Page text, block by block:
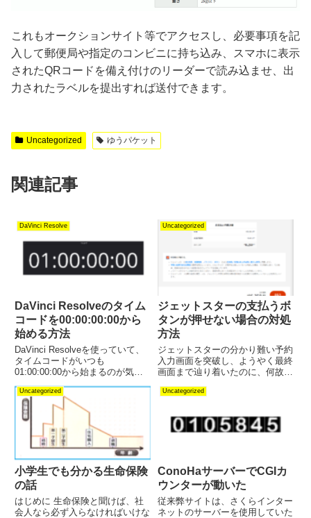
これもオークションサイト等でアクセスし、必要事項を記
入して郵便局や指定のコンビニに持ち込み、スマホに表示
されたQRコードを備え付けのリーダーで読み込ませ、出
力されたラベルを提出すれば送付できます。
Uncategorized ゆうパケット
関連記事
DaVinci Resolve
DaVinci Resolveのタイム
コードを00:00:00:00から
始める方法
DaVinci Resolveを使っていて、
タイムコードがいつも
01:00:00:00から始まるのが気に
画編集を開始した直後から既に1
時間も経過した01:00:00:00にな
っているのかと言いますと、何を
隠そう...
Uncategorized
ジェットスターの支払うボ
タンが押せない場合の対処
方法
ジェットスターの分かり難い予約
入力画面を突破し、ようやく最終
画面まで辿り着いたのに、何故か
ません。 クレジットカード情報
たり、或いは別のカードにしてみ
たり、ついにはブラウザーのせ
Uncategorized
小学生でも分かる生命保険
の話
はじめに 生命保険と聞けば、社
会人なら必ず入らなければいけな
Uncategorized
ConoHaサーバーでCGIカ
ウンターが動いた
従来弊サイトは、さくらインター
ネットのサーバーを使用していた